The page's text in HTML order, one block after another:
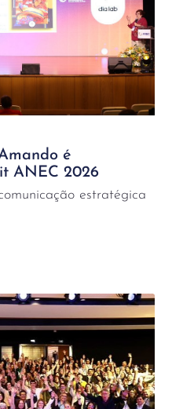
é
ANEC 2026
estratégica